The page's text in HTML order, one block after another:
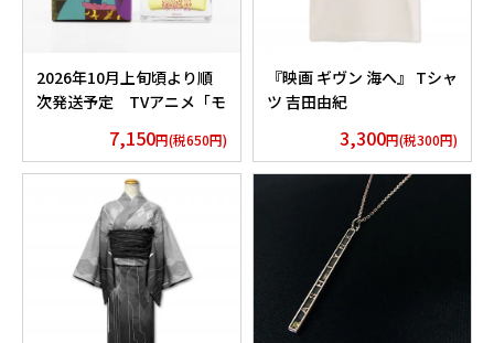
2026年10月上旬頃より順
次発送予定 TVアニメ「モ
7,150円(税650円)
『映画 ギヴン 海へ』 Tシャ
ツ 吉田由紀
3,300円(税300円)